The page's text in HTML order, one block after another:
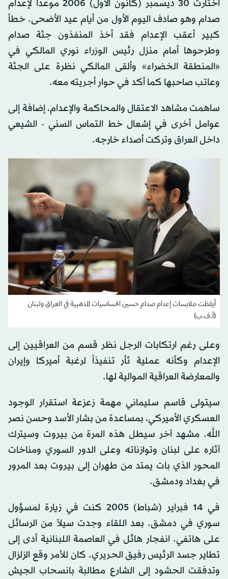
اختارت 30 ديسمبر (كانون الأول) 2006 موعداً لإعدام
صدام وهو صادف اليوم الأول من أيام عيد الأضحى. خطأ
كبير أعقب الإعدام فقد أخذ المنفذون جثة صدام
وطرحوها أمام منزل رئيس الوزراء نوري المالكي في
«المنطقة الخضراء» وألقى المالكي نظرة على الجثة
وعاتب صاحبها كما أكد في حوار أجريته معه.
ساهمت مشاهد الاعتقال والمحاكمة والإعدام، إضافة إلى
عوامل أخرى في إشعال خط التماس السني - الشيعي
داخل العراق وتركت أصداء خارجه.
أيقظت ملابسات إعدام صدام حسين الحساسيات المذهبية في العراق ولبنان
(أ.ف.ب)
وعلى رغم ارتكابات الرجل نظر قسم من العراقيين إلى
الإعدام وكأنه عملية ثأر تنفيذاً لرغبة أميركا وإيران
والمعارضة العراقية الموالية لها.
سيتولى قاسم سليماني مهمة زعزعة استقرار الوجود
العسكري الأميركي، بمساعدة من بشار الأسد وحسن نصر
الله. مشهد آخر سيطل هذه المرة من بيروت وسيترك
آثاره على لبنان وتوازناته وعلى الدور السوري ومناخات
المحور الذي بات يمتد من طهران إلى بيروت بعد المرور
في بغداد ودمشق.
في 14 فبراير (شباط) 2005 كنت في زيارة لمسؤول
سوري في دمشق. بعد اللقاء وجدت سيلاً من الرسائل
على هاتفي. انفجار هائل في العاصمة اللبنانية أدى إلى
تطاير جسد الرئيس رفيق الحريري. كان للأمر وقع الزلزال
وتدفقت الحشود إلى الشارع مطالبة بانسحاب الجيش